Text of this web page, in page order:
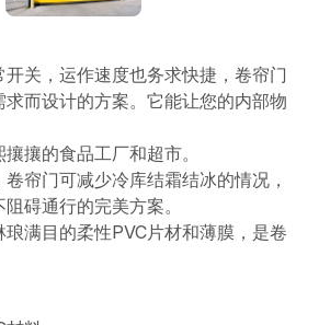
关，运作速度也务求快捷，卷帘门
而设计的方案。它能让您的内部物
攘的食品工厂和超市。
帘门可减少冷库结霜结冰的情况，
碍通行的完美方案。
满目的柔性PVC片材和薄膜，是卷